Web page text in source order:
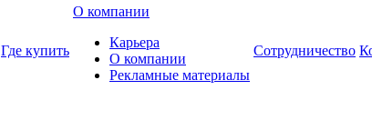
Где купить
О компании
Карьера
О компании
Рекламные материалы
Сотрудничество